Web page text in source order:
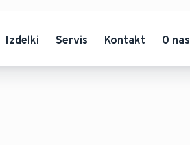
Izdelki Servis Kontakt O nas